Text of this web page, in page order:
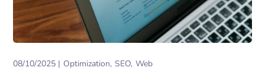
08/10/2025 Optimization SEO Web